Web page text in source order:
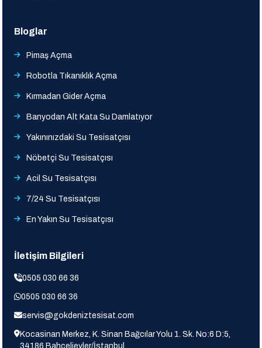
Bloglar
Pimaş Açma
Robotla Tıkanıklık Açma
Kırmadan Gider Açma
Banyodan Alt Kata Su Damlatıyor
Yakınınızdaki Su Tesisatçısı
Nöbetçi Su Tesisatçısı
Acil Su Tesisatçısı
7/24 Su Tesisatçısı
En Yakın Su Tesisatçısı
İletişim Bilgileri
0505 030 66 36
0505 030 66 36
servis@gokdeniztesisat.com
Kocasinan Merkez, K. Sinan Bağcılar Yolu 1. Sk. No:6 D:5,
34186 Bahçelievler/İstanbul